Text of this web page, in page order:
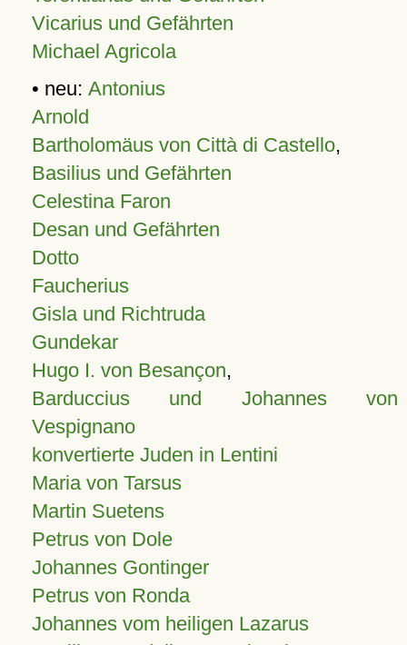
Vicarius und Gefährten
Michael Agricola
• neu: Antonius
Arnold
Bartholomäus von Città di Castello,
Basilius und Gefährten
Celestina Faron
Desan und Gefährten
Dotto
Faucherius
Gisla und Richtruda
Gundekar
Hugo I. von Besançon,
Barduccius und Johannes von
Vespignano
konvertierte Juden in Lentini
Maria von Tarsus
Martin Suetens
Petrus von Dole
Johannes Gontinger
Petrus von Ronda
Johannes vom heiligen Lazarus